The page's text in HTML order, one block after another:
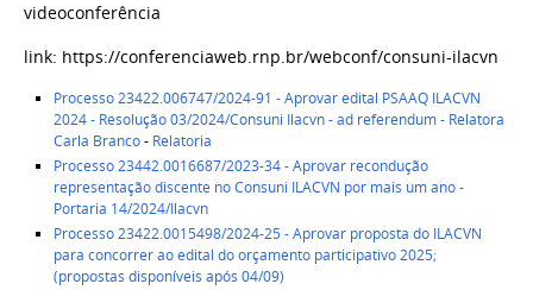
videoconferência
link: https://conferenciaweb.rnp.br/webconf/consuni-ilacvn
Processo 23422.006747/2024-91 - Aprovar edital PSAAQ ILACVN
2024 - Resolução 03/2024/Consuni Ilacvn - ad referendum - Relatora
Carla Branco- Relatoria
Processo 23442.0016687/2023-34 - Aprovar recondução
representação discente no Consuni ILACVN por mais um ano -
Portaria 14/2024/Ilacvn
Processo 23422.0015498/2024-25 - Aprovar proposta do ILACVN
para concorrer ao edital do orçamento participativo 2025;
(propostas disponíveis após 04/09)